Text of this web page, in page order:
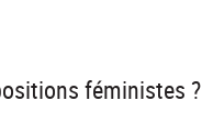
féministes ?